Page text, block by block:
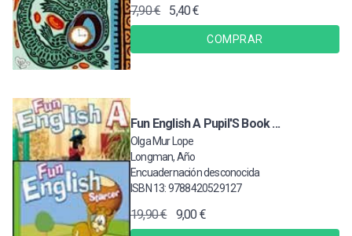
7,90 € 5,40 €
COMPRAR
Fun English A Pupil'S Book ...
Olga Mur Lope
Longman, Año
Encuadernación desconocida
ISBN 13: 9788420529127
19,90 € 9,00 €